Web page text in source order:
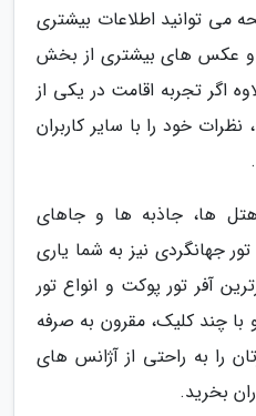
می توانید اطلاعات بیشتری
عکس های بیشتری از بخش
اگر تجربه اقامت در یکی از
خود را با سایر کاربران
هتل ها، جاذبه ها و جاهای
جهانگردی نیز به شما یاری
آفر تور پوکت و انواع تور
و با چند کلیک، مقرون به صرفه
را به راحتی از آژانس های
بخرید.